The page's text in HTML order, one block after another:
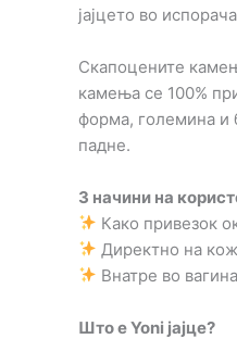
јајцето во
Скапоцените
камења се 100%
форма, големина и
падне.
3 начини на
Како привезок
Директно на
Внатре во
Што е Yoni јајце?